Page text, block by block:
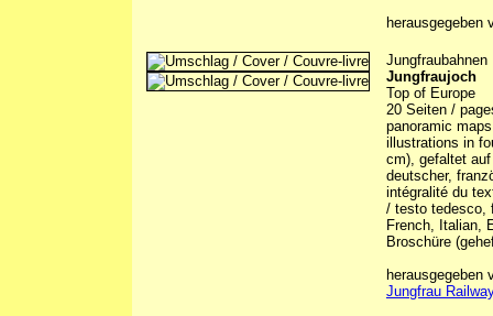
Jungfraubahnen
Jungfraujoch
Top of Europe
20 Seiten /
panoramic
illustrations in
cm), gefaltet
deutscher,
intégralité du
/ testo tedesco,
French, Italian,
Broschüre
Jungfrau